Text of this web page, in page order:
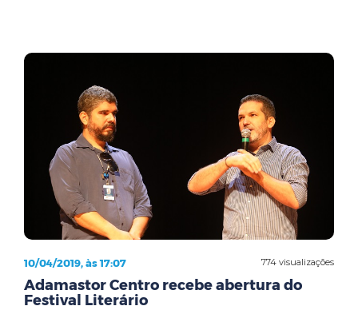
774 visualizações
10/04/2019, às 17:07
Adamastor Centro recebe abertura do
Festival Literário